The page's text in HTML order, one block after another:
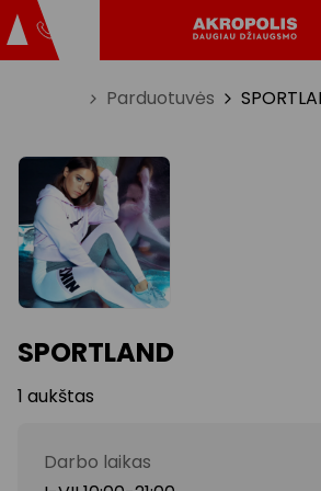
Parduotuvės
SPORTLAND
1 aukštas
Darbo laikas